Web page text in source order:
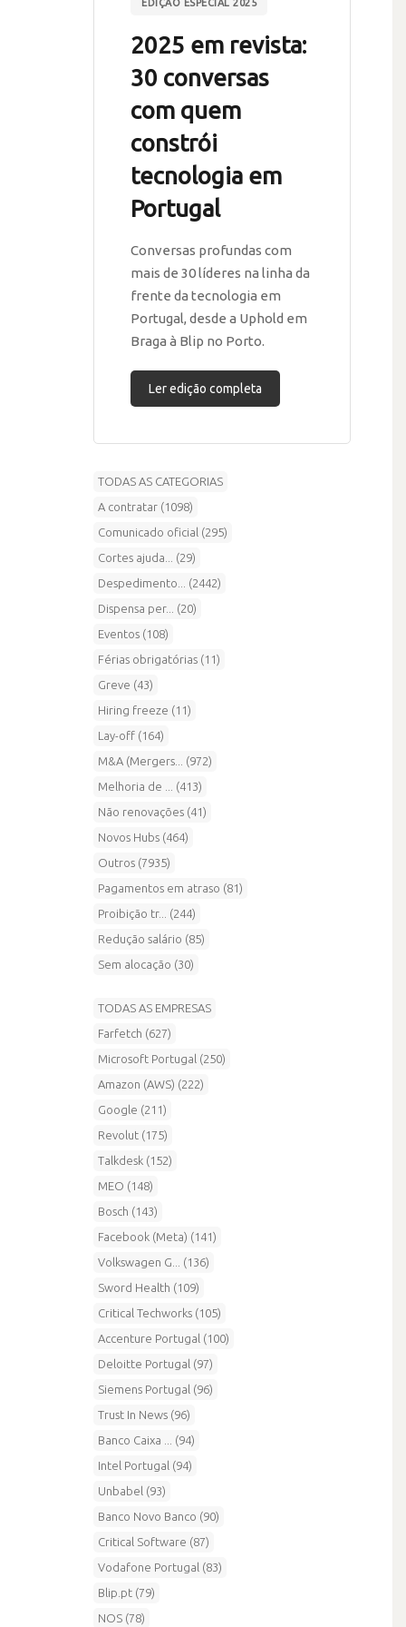
EDIÇÃO ESPECIAL 2025
2025 em revista:
30 conversas
com quem
constrói
tecnologia em
Portugal
Conversas profundas com
mais de 30 líderes na linha da
frente da tecnologia em
Portugal, desde a Uphold em
Braga à Blip no Porto.
Ler edição completa
TODAS AS CATEGORIAS
A contratar (1098)
Comunicado oficial (295)
Cortes ajuda... (29)
Despedimento... (2442)
Dispensa per... (20)
Eventos (108)
Férias obrigatórias (11)
Greve (43)
Hiring freeze (11)
Lay-off (164)
M&A (Mergers... (972)
Melhoria de ... (413)
Não renovações (41)
Novos Hubs (464)
Outros (7935)
Pagamentos em atraso (81)
Proibição tr... (244)
Redução salário (85)
Sem alocação (30)
TODAS AS EMPRESAS
Farfetch (627)
Microsoft Portugal (250)
Amazon (AWS) (222)
Google (211)
Revolut (175)
Talkdesk (152)
MEO (148)
Bosch (143)
Facebook (Meta) (141)
Volkswagen G... (136)
Sword Health (109)
Critical Techworks (105)
Accenture Portugal (100)
Deloitte Portugal (97)
Siemens Portugal (96)
Trust In News (96)
Banco Caixa ... (94)
Intel Portugal (94)
Unbabel (93)
Banco Novo Banco (90)
Critical Software (87)
Vodafone Portugal (83)
Blip.pt (79)
NOS (78)